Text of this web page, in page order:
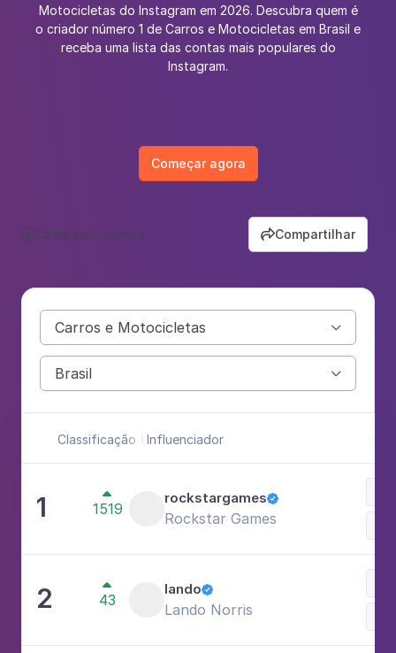
Motocicletas do Instagram em 2026. Descubra quem é
o criador número 1 de Carros e Motocicletas em Brasil e
receba uma lista das contas mais populares do
Instagram.
Começar agora
Como calculamos Compartilhar
Carros e Motocicletas 
Brasil 
Classificação Influenciador
1 
1519
rockstargames
Rockstar Games
2 
43
lando
Lando Norris